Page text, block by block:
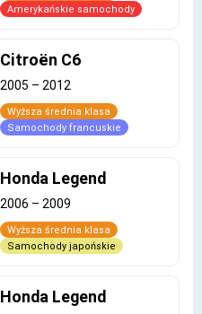
Amerykańskie samochody
Citroën C6
2005 – 2012
Wyższa średnia klasa
Samochody francuskie
Honda Legend
2006 – 2009
Wyższa średnia klasa
Samochody japońskie
Honda Legend